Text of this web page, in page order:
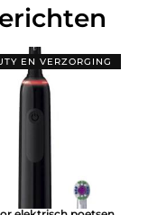
EN VERZORGING